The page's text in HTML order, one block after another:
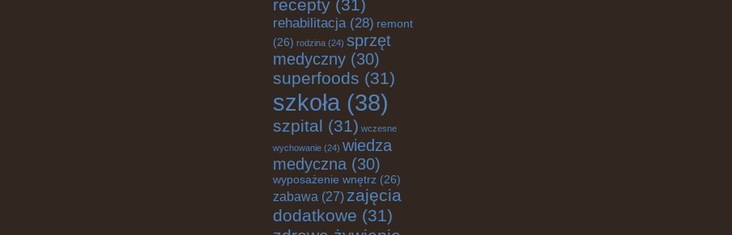
recepty (31)
rehabilitacja(28) remont
(26) rodzina (24) sprzęt
medyczny (30)
superfoods (31)
szkoła (38)
szpital (31) wczesne
wychowanie (24) wiedza
medyczna (30)
wyposażenie wnętrz (26)
zabawa (27)zajęcia
dodatkowe (31)